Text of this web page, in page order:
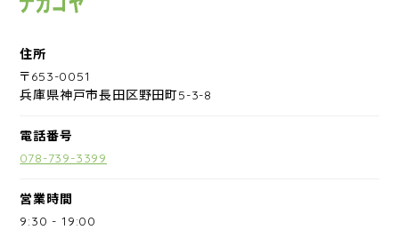
住所
〒653-0051
兵庫県神戸市長田区野田町5-3-8
電話番号
078-739-3399
営業時間
9:30 -19:00